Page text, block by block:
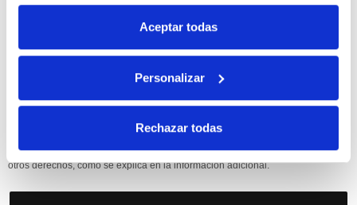
Aceptar todas
Personalizar
Rechazar todas
Si, he leído y acepto la política de protección de datos.
Responsable: HIJOS DE JOSÉ SERRATS S.A. Finalidad: tratamientos con
fines comerciales, legitimación: consentimiento, destinatarios: proveedor de
mensajería online, derechos: Acceder, rectificar y suprimir los datos, así como
otros derechos, como se explica en la información adicional.